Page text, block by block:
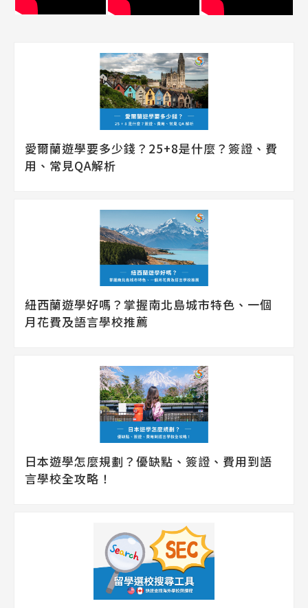
愛爾蘭遊學要多少錢？25+8是什麼？簽證、費
用、常見QA解析
紐西蘭遊學好嗎？掌握南北島城市特色、一個
月花費及語言學校推薦
日本遊學怎麼規劃？優缺點、簽證、費用到語
言學校全攻略！